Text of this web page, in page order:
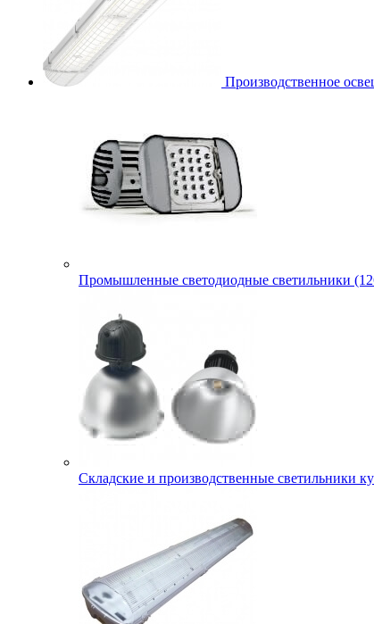
Производственное
Промышленные светодиодные светильники
Складские и производственные светильники